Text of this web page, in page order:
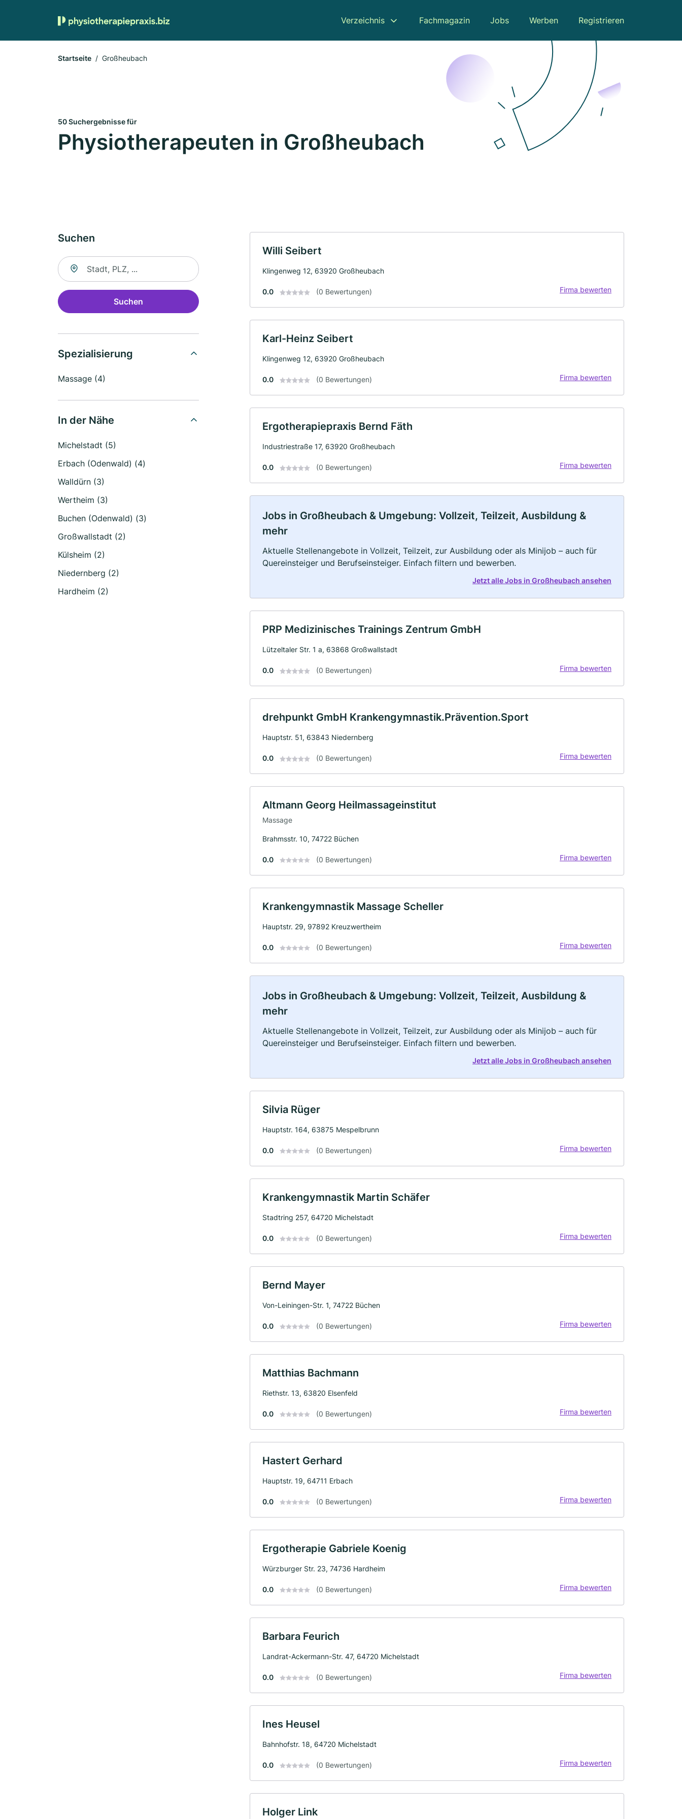
Verzeichnis Fachmagazin Jobs Werben Registrieren
Startseite Großheubach
50 Suchergebnisse für
Physiotherapeuten in Großheubach
Suchen
Suche nach Ort
Suchen
Spezialisierung
Massage (4)
In der Nähe
Michelstadt (5)
Erbach (Odenwald) (4)
Walldürn (3)
Wertheim (3)
Buchen (Odenwald) (3)
Großwallstadt (2)
Külsheim (2)
Niedernberg (2)
Hardheim (2)
Willi Seibert
Klingenweg 12, 63920 Großheubach
0.0 (0 Bewertungen) Firma bewerten
Karl-Heinz Seibert
Klingenweg 12, 63920 Großheubach
0.0 (0 Bewertungen) Firma bewerten
Ergotherapiepraxis Bernd Fäth
Industriestraße 17, 63920 Großheubach
0.0 (0 Bewertungen) Firma bewerten
Jobs in Großheubach & Umgebung: Vollzeit, Teilzeit, Ausbildung &
mehr
Aktuelle Stellenangebote in Vollzeit, Teilzeit, zur Ausbildung oder als Minijob – auch für
Quereinsteiger und Berufseinsteiger. Einfach filtern und bewerben.
Jetzt alle Jobs in Großheubach ansehen
PRP Medizinisches Trainings Zentrum GmbH
Lützeltaler Str. 1 a, 63868 Großwallstadt
0.0 (0 Bewertungen) Firma bewerten
drehpunkt GmbH Krankengymnastik.Prävention.Sport
Hauptstr. 51, 63843 Niedernberg
0.0 (0 Bewertungen) Firma bewerten
Altmann Georg Heilmassageinstitut
Massage
Brahmsstr. 10, 74722 Büchen
0.0 (0 Bewertungen) Firma bewerten
Krankengymnastik Massage Scheller
Hauptstr. 29, 97892 Kreuzwertheim
0.0 (0 Bewertungen) Firma bewerten
Jobs in Großheubach & Umgebung: Vollzeit, Teilzeit, Ausbildung &
mehr
Aktuelle Stellenangebote in Vollzeit, Teilzeit, zur Ausbildung oder als Minijob – auch für
Quereinsteiger und Berufseinsteiger. Einfach filtern und bewerben.
Jetzt alle Jobs in Großheubach ansehen
Silvia Rüger
Hauptstr. 164, 63875 Mespelbrunn
0.0 (0 Bewertungen) Firma bewerten
Krankengymnastik Martin Schäfer
Stadtring 257, 64720 Michelstadt
0.0 (0 Bewertungen) Firma bewerten
Bernd Mayer
Von-Leiningen-Str. 1, 74722 Büchen
0.0 (0 Bewertungen) Firma bewerten
Matthias Bachmann
Riethstr. 13, 63820 Elsenfeld
0.0 (0 Bewertungen) Firma bewerten
Hastert Gerhard
Hauptstr. 19, 64711 Erbach
0.0 (0 Bewertungen) Firma bewerten
Ergotherapie Gabriele Koenig
Würzburger Str. 23, 74736 Hardheim
0.0 (0 Bewertungen) Firma bewerten
Barbara Feurich
Landrat-Ackermann-Str. 47, 64720 Michelstadt
0.0 (0 Bewertungen) Firma bewerten
Ines Heusel
Bahnhofstr. 18, 64720 Michelstadt
0.0 (0 Bewertungen) Firma bewerten
Holger Link